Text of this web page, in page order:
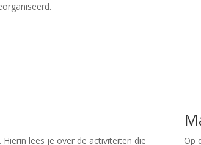
Hierin lees je over de activiteiten die
Op